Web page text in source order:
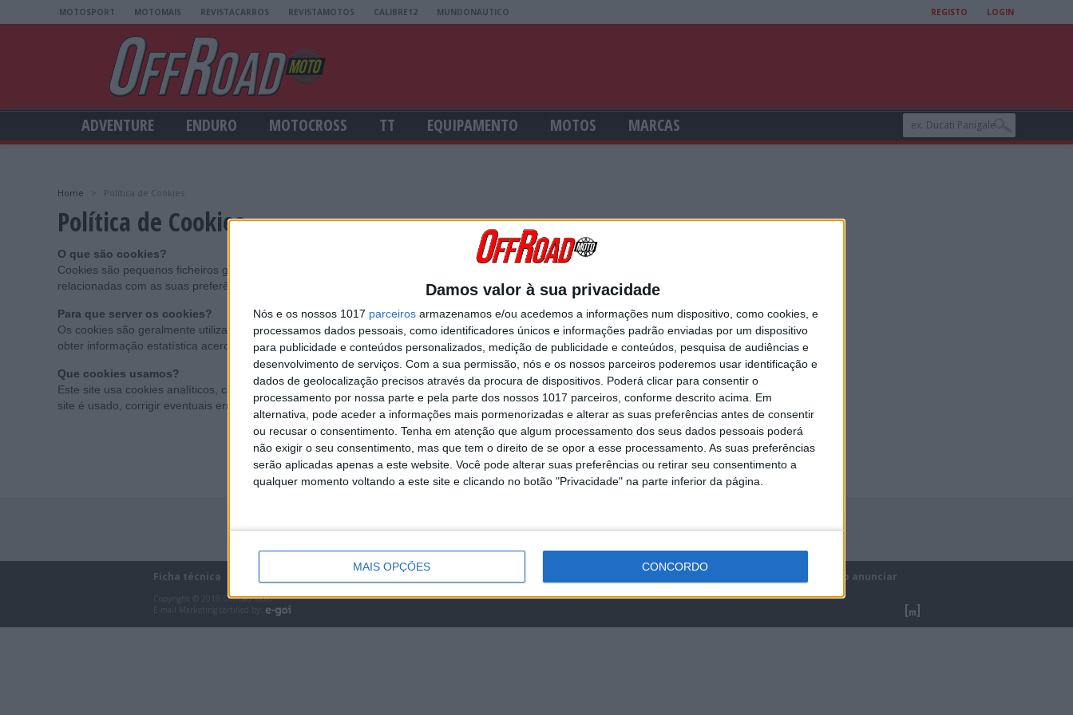
Damos valor à sua privacidade
Nós e os nossos 1017 parceiros armazenamos e/ou acedemos a informações num dispositivo, como cookies, e
processamos dados pessoais, como identificadores únicos e informações padrão enviadas por um dispositivo
para publicidade e conteúdos personalizados, medição de publicidade e conteúdos, pesquisa de audiências e
desenvolvimento de serviços. Com a sua permissão, nós e os nossos parceiros poderemos usar identificação e
dados de geolocalização precisos através da procura de dispositivos. Poderá clicar para consentir o
processamento por nossa parte e pela parte dos nossos 1017 parceiros, conforme descrito acima. Em
alternativa, pode aceder a informações mais pormenorizadas e alterar as suas preferências antes de consentir
ou recusar o consentimento. Tenha em atenção que algum processamento dos seus dados pessoais poderá
não exigir o seu consentimento, mas que tem o direito de se opor a esse processamento. As suas preferências
serão aplicadas apenas a este website. Você pode alterar suas preferências ou retirar seu consentimento a
qualquer momento voltando a este site e clicando no botão "Privacidade" na parte inferior da página.
MAIS OPÇÕES CONCORDO
MOTOSPORT MOTOMAIS REVISTACARROS REVISTAMOTOS CALIBRE12 MUNDONAUTICO REGISTO LOGIN
ADVENTURE ENDURO MOTOCROSS TT EQUIPAMENTO MOTOS MARCAS
Home Política de Cookies
Política de Cookies
O que são cookies?
Cookies são pequenos ficheiros guardados no seu computador através do seu browser, mantendo geralmente apenas informações
relacionadas com as suas preferências.
Para que server os cookies?
Os cookies são geralmente utilizados para guardar as preferências e assim personalizar a experiência de navegação, bem como para
obter informação estatística acerca da utilização de um site.
Que cookies usamos?
Este site usa cookies analíticos, com dados recolhidos anonimamente de forma a nos possibilitar analisar estatisticamente de que forma o
site é usado, corrigir eventuais erros e melhorar o seu funcionamento.
Ficha técnica Termos e condições Como anunciar
Copyright © 2019 Offroad Moto